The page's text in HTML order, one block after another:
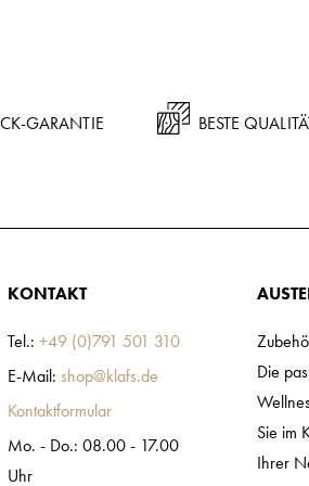
GARANTIE BESTE
KONTAKT
Tel.: +49 (0)791 501 310
E-Mail: shop@klafs.de
Kontaktformular
Mo. - Do.: 08.00 - 17.00
Uhr
Die
Sie im
Ihrer